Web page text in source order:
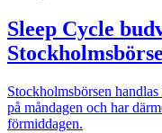
Sleep Cycle
Stockholmsbörsen
på måndagen och har
förmiddagen.